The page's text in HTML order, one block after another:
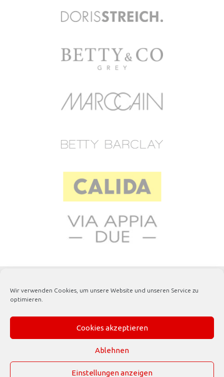
Wir verwenden Cookies, um unsere Website und unseren Service zu
optimieren.
Cookies akzeptieren
Ablehnen
Einstellungen anzeigen
MWST-NR. 00138860218
VERSAND
SITEMAP
IMPRESSUM